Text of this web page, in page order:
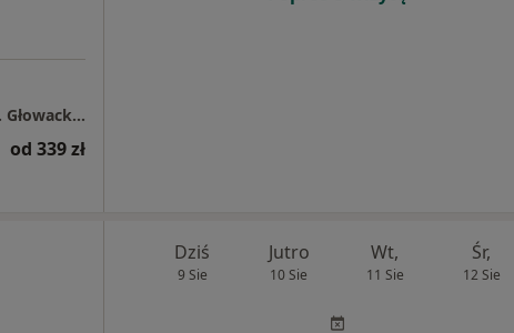
Centrum Medyczne LUX MED - Olsztyn, ul. Głowackiego 28
od 339 zł
Dziś
9 Sie
Jutro
10 Sie
Wt,
11 Sie
Śr,
12 Sie